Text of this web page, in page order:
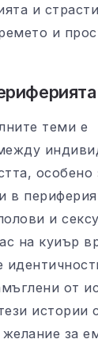
и
и
теми е
особено
в
и
на куиър
от
истории
за